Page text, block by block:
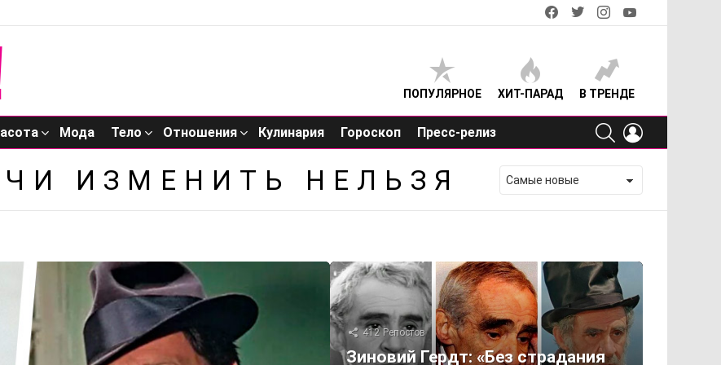
facebooktwitterinstagram
ПОПУЛЯРНОЕ ХИТ-ПАРАД В ТРЕНДЕ
Мода Тело Отношения Кулинария Гороскоп Пресс-релиз
SEARCH
ИЗМЕНИТЬ НЕЛЬЗЯ
412 Репостов
Зиновий Гердт: «Без страдания